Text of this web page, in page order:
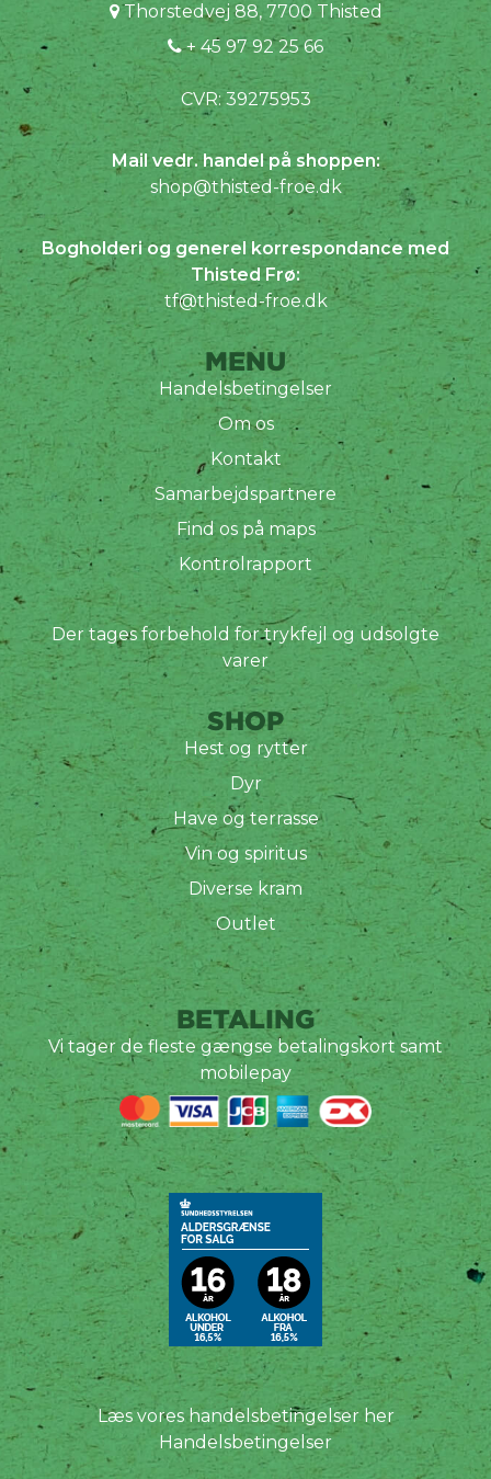
Thorstedvej 88, 7700 Thisted
+ 45 97 92 25 66
CVR: 39275953
Mail vedr. handel på shoppen:
shop@thisted-froe.dk
Bogholderi og generel korrespondance med
Thisted Frø:
tf@thisted-froe.dk
MENU
Handelsbetingelser
Om os
Kontakt
Samarbejdspartnere
Find os på maps
Kontrolrapport
Der tages forbehold for trykfejl og udsolgte
varer
SHOP
Hest og rytter
Dyr
Have og terrasse
Vin og spiritus
Diverse kram
Outlet
BETALING
Vi tager de fleste gængse betalingskort samt
mobilepay
Læs vores handelsbetingelser her
Handelsbetingelser